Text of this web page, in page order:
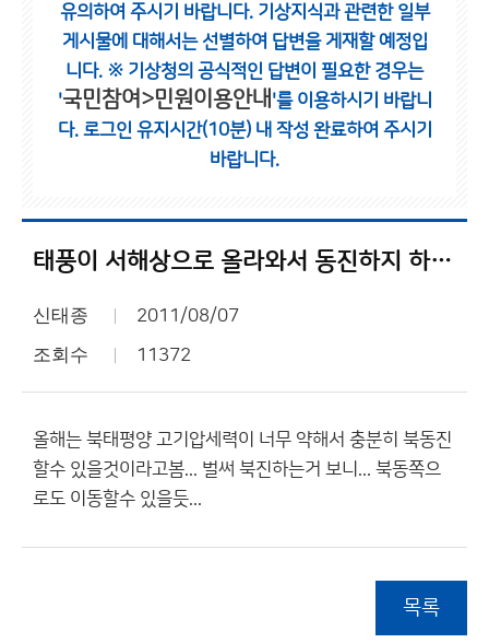
유의하여 주시기 바랍니다. 기상지식과 관련한 일부
게시물에 대해서는 선별하여 답변을 게재할 예정입
니다. ※ 기상청의 공식적인 답변이 필요한 경우는
'국민참여>민원이용안내 '를 이용하시기 바랍니
다. 로그인 유지시간(10분) 내 작성 완료하여 주시기
바랍니다.
태풍이 서해상으로 올라와서 동진하지 하지 않을까요??
신태종 2011/08/07
조회수 11372
올해는 북태평양 고기압세력이 너무 약해서 충분히 북동진
할수 있을것이라고봄... 벌써 북진하는거 보니... 북동쪽으
로도 이동할수 있을듯...
목록